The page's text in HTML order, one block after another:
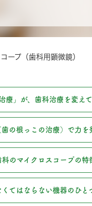
ープ（歯科用顕微鏡）
療」が、歯科治療を変え
の根っこの治療）で力を
科のマイクロスコープの特
くてはならない機器のひと